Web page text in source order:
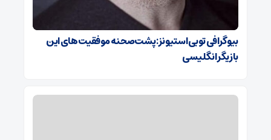
بیوگرافی توبی استیونز: پشت‌صحنه موفقیت‌های این
بازیگر انگلیسی